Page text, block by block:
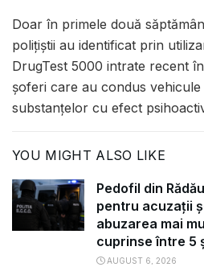
Doar în primele două
polițiștii au identificat prin
DrugTest 5000 intrate recent
șoferi care au condus
substanțelor cu efect
YOU MIGHT ALSO LIKE
Pedofil din
pentru acuzații
abuzarea mai
cuprinse între 5
AUGUST 6, 2026